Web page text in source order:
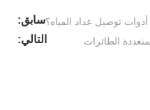
سابق:توصيل عداد المياه؟
التالي: الطائرات